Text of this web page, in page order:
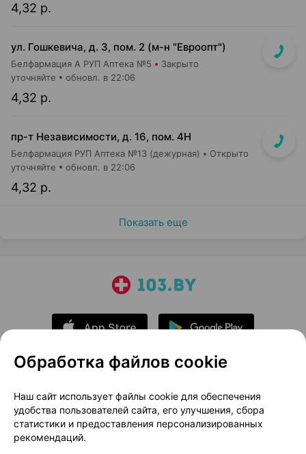
4,32 р.
ул. Гошкевича, д. 3, пом. 2 (м-н "Евроопт")
Белфармация А РУП Аптека №5 Закрыто
4,32 р.
уточняйте обновл. в 22:06
пр-т Независимости, д. 16, пом. 4Н
Белфармация РУП Аптека №13 (дежурная) Открыто
4,32 р.
уточняйте обновл. в 22:06
Показать еще
О проекте
Новости проекта
Размещение рекламы
Медицинский маркетинг
Публичный договор
Доставка
Обработка файлов cookie
Наш сайт использует файлы cookie для обеспечения
удобства пользователей сайта, его улучшения, сбора
статистики и предоставления персонализированных
рекомендаций.